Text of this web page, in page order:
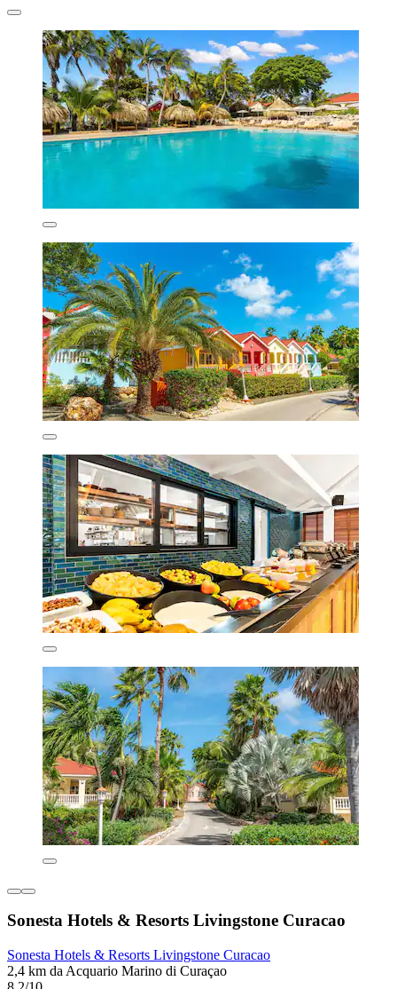
Sonesta Hotels & Resorts Livingstone Curacao
Sonesta Hotels & Resorts Livingstone Curacao
2,4 km da Acquario Marino di Curaçao